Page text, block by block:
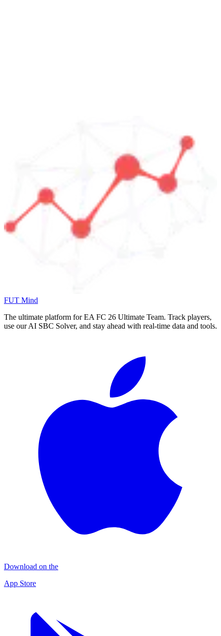
FUT Mind
The ultimate platform for EA FC 26 Ultimate Team. Track players,
use our AI SBC Solver, and stay ahead with real-time data and tools.
Download on the
App Store